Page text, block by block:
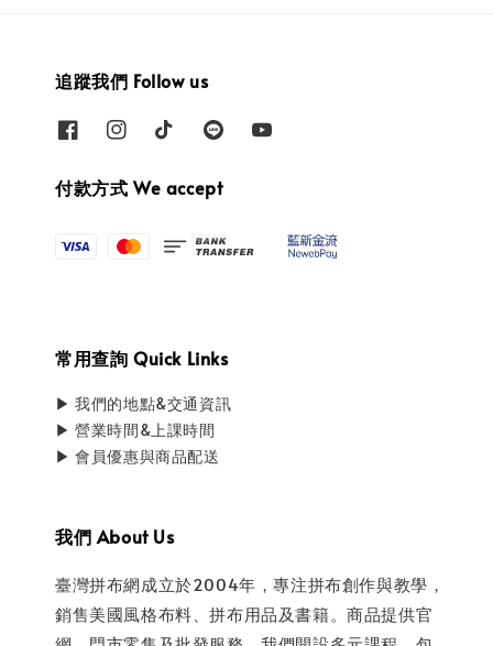
追蹤我們 Follow us
付款方式 We accept
常用查詢 Quick Links
▶ 我們的地點&交通資訊
▶ 營業時間&上課時間
▶ 會員優惠與商品配送
我們 About Us
臺灣拼布網成立於2004年，專注拼布創作與教學，
銷售美國風格布料、拼布用品及書籍。商品提供官